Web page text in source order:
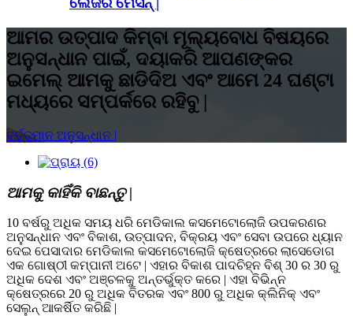
ଆମର ଉତ୍ପାଦ କିମ୍ବା ମୂଲ୍ୟବୋଧ ବିଷୟରେ
ଅନୁସନ୍ଧାନ ପାଇଁ, ଦୟାକରି ଆପଣଙ୍କର
ଇମେଲ୍ ଆମକୁ ଛାଡିଦିଅ ଏବଂ ଆମେ 24 ଘଣ୍ଟା
ମଧ୍ୟରେ ସମ୍ପର୍କରେ ରହିବୁ |
ବର୍ତ୍ତମାନ ଅନୁସନ୍ଧାନ |
ଆମକୁ କାହିଁକି ବାଛନ୍ତୁ |
10 ବର୍ଷରୁ ଅଧିକ ସମୟ ଧରି ମେଡିକାଲ କସମେଟୋଲୋଜି ଉପକରଣର
ଅନୁସନ୍ଧାନ ଏବଂ ବିକାଶ, ଉତ୍ପାଦନ, ବିକ୍ରୟ ଏବଂ ସେବା ଉପରେ ଧ୍ୟାନ
ଦେଇ ପେସାଦାର ମେଡିକାଲ କସମେଟୋଲୋଜି କ୍ଷେତ୍ରରେ ଲାସେଡୋଗ
ଏକ ଗୋଷ୍ଠୀ କମ୍ପାନୀ ଅଟେ | ଏହାର ବିକାଶ ପାଦଚିହ୍ନ ବିଶ୍ 30 ର 30 ରୁ
ଅଧିକ ଦେଶ ଏବଂ ଅଞ୍ଚଳକୁ ଅନ୍ତର୍ଭୁକ୍ତ କରେ | ଏହା ବିଭିନ୍ନ
କ୍ଷେତ୍ରରେ 20 ରୁ ଅଧିକ ବିତରକ ଏବଂ 800 ରୁ ଅଧିକ କ୍ଲିନିକ୍ ଏବଂ
ସେଲୁନ୍ ଆକର୍ଷିତ କରିଛି |